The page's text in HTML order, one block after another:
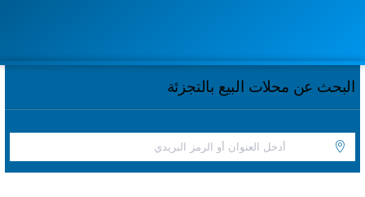
البحث عن محلات البيع بالتجزئة